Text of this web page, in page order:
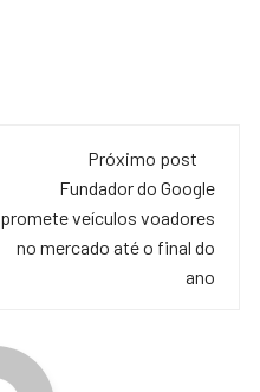
Próximo post
Fundador do Google
promete veículos voadores
no mercado até o final do
ano